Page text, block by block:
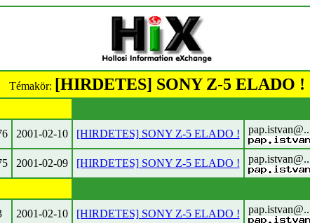
Témakör: [HIRDETES] SONY Z-5 ELADO !
2001-02-10 [HIRDETES] SONY Z-5 ELADO !
2001-02-09 [HIRDETES] SONY Z-5 ELADO !
2001-02-10 [HIRDETES] SONY Z-5 ELADO !